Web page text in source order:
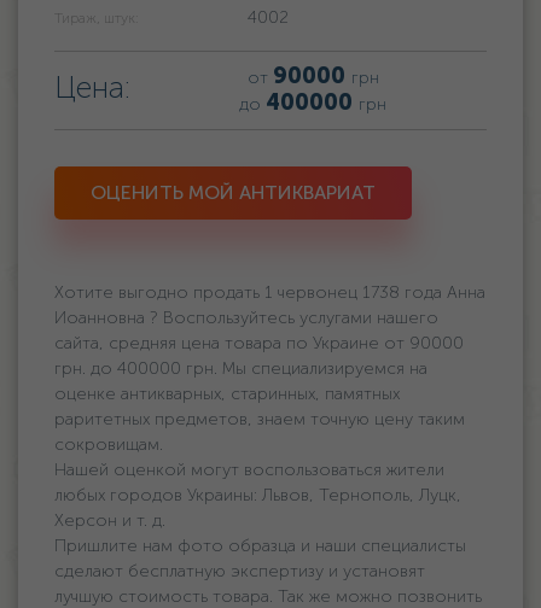
Тираж, штук: 4002
Цена: от 90000 грн
до 400000 грн
ОЦЕНИТЬ МОЙ АНТИКВАРИАТ
Хотите выгодно продать 1 червонец 1738 года Анна
Иоанновна ? Воспользуйтесь услугами нашего
сайта, средняя цена товара по Украине oт 90000
грн. дo 400000 грн. Мы специализируемся на
оценке антикварных, старинных, памятных
раритетных предметов, знаем точную цену таким
сокровищам.
Нашей оценкой могут воспользоваться жители
любых городов Украины: Львов, Тернополь, Луцк,
Херсон и т. д.
Пришлите нам фото образца и наши специалисты
сделают бесплатную экспертизу и установят
лучшую стоимость товара. Так же можно позвонить